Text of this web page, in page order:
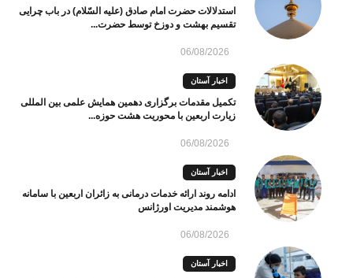
استدلالات حضرت امام صادق (علیه السّلام) در باب چرایی
تقسیم بهشت و دوزخ توسط حضرت...
06/08/2026
اخبار آستان
تکمیل مقدمات برگزاری دهمین همایش علمی بین المللی
زیارت اربعین با محوریت هشت حوزه...
06/08/2026
اخبار آستان
ادامه روند ارائه خدمات درمانی به زائران اربعین با سامانه
هوشمند مدیریت اورژانس
06/08/2026
اخبار آستان